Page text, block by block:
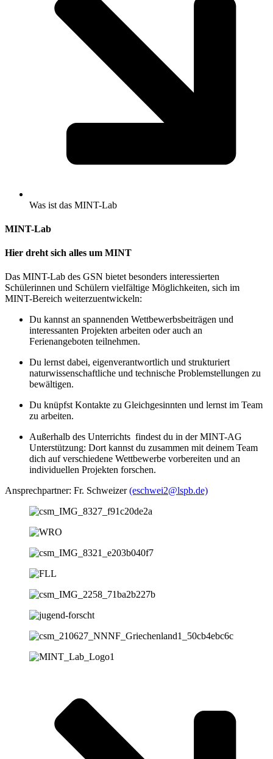
Was ist das MINT-Lab
MINT-Lab
Hier dreht sich alles um MINT
Das MINT-Lab des GSN bietet besonders interessierten
Schülerinnen und Schülern vielfältige Möglichkeiten, sich im
MINT-Bereich weiterzuentwickeln:
Du kannst an spannenden Wettbewerbsbeiträgen und
interessanten Projekten arbeiten oder auch an
Ferienangeboten teilnehmen.
Du lernst dabei, eigenverantwortlich und strukturiert
naturwissenschaftliche und technische Problemstellungen zu
bewältigen.
Du knüpfst Kontakte zu Gleichgesinnten und lernst im Team
zu arbeiten.
Außerhalb des Unterrichts findest du in der MINT-AG
Unterstützung: Dort kannst du zusammen mit deinem Team
dich auf verschiedene Wettbewerbe vorbereiten und an
individuellen Projekten forschen.
Ansprechpartner: Fr. Schweizer(eschwei2@lspb.de)